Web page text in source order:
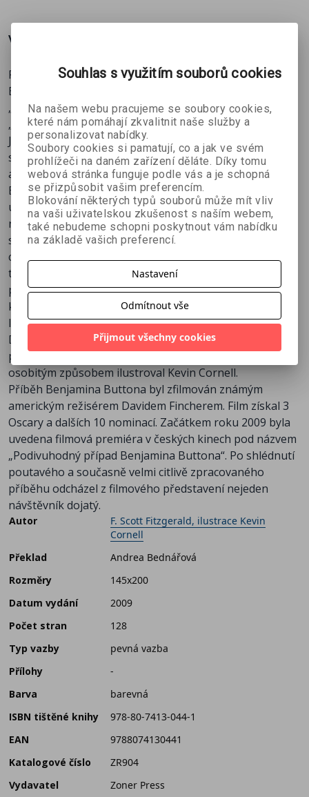
představení nejeden návštěvník dojatý.
Více o knize
Po dokončení „Podivuhodného příběhu Benjamina
Buttona“ v roce 1922 jej F. Scott Fitzgerald označil za
„nejzábavnější povídku, jaká byla kdy sepsána“ a za
„jeden ze svých dvou nejoblíbenějších příběhů“.
Je to zvláštní případ muže, který se „narodí“ jako
sedmdesátiletý a tajemně mládne. Tato úžasná grafická
adaptace románu vykresluje nesčetná dobrodružství
Benjamina Buttona: zamiluje se; založí rodinu a vede
úspěšný podnik. V pozdějších letech odchází do války a
navštěvuje Harvardskou univerzitu. Na sklonku života
se podobá novorozenému dítěti a vrací se do péče své
chůvy.Toto vydání, doplněné původním Fitzgeraldovým
textem, oslnivými akvarelovými ilustracemi a doslovem
popisujícím počátky příběhu a jeho vnímání v širším
kontextu, nabízí nový svěží pohled na mistrovské
literární dílo.
Do grafického komiksového provedení příběh
přepracovali Nunzio DeFilippis a Christina Weir a svým
osobitým způsobem ilustroval Kevin Cornell.
Příběh Benjamina Buttona byl zfilmován známým
americkým režisérem Davidem Fincherem. Film získal 3
Oscary a dalších 10 nominací. Začátkem roku 2009 byla
uvedena filmová premiéra v českých kinech pod názvem
„Podivuhodný případ Benjamina Buttona“. Po shlédnutí
poutavého a současně velmi citlivě zpracovaného
příběhu odcházel z filmového představení nejeden
návštěvník dojatý.
Autor
F. Scott Fitzgerald, ilustrace Kevin
Cornell
Překlad
Andrea Bednářová
Rozměry
145x200
Datum vydání
2009
Počet stran
128
Typ vazby
pevná vazba
Přílohy
-
Barva
barevná
ISBN tištěné knihy
978-80-7413-044-1
EAN
9788074130441
Katalogové číslo
ZR904
Vydavatel
Zoner Press
Souhlas s využitím souborů cookies
Na našem webu pracujeme se soubory cookies,
které nám pomáhají zkvalitnit naše služby a
personalizovat nabídky.
Soubory cookies si pamatují, co a jak ve svém
prohlížeči na daném zařízení děláte. Díky tomu
webová stránka funguje podle vás a je schopná
se přizpůsobit vašim preferencím.
Blokování některých typů souborů může mít vliv
na vaši uživatelskou zkušenost s naším webem,
také nebudeme schopni poskytnout vám nabídku
na základě vašich preferencí.
Nastavení
Odmítnout vše
Přijmout všechny cookies